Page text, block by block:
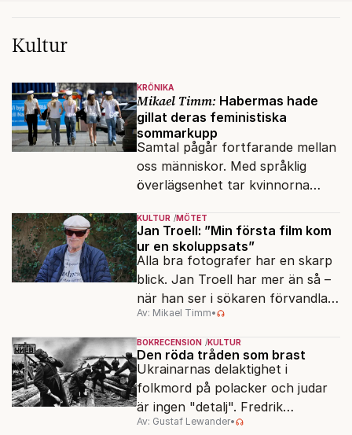
Kultur
KRÖNIKA
Mikael Timm: Habermas hade
gillat deras feministiska
sommarkupp
Samtal pågår fortfarande mellan
oss människor. Med språklig
överlägsenhet tar kvinnorna
KULTUR MÖTET
Jan Troell: ”Min första film kom
ur en skoluppsats”
Alla bra fotografer har en skarp
blick. Jan Troell har mer än så –
när han ser i sökaren förvandlas
vardagen till underverk. Fyllda 95
gör han en ny film.
Av: Mikael Timm•
BOKRECENSION KULTUR
Den röda tråden som brast
Ukrainarnas delaktighet i
folkmord på polacker och judar
är ingen "detalj". Fredrik
Segerfeldts iver att skildra den
Av: Gustaf Lewander•